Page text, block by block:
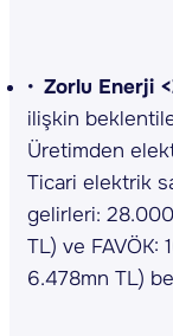
Zorlu Enerji
ilişkin
Üretimden
Ticari elektrik
gelirleri:
TL) ve FAVÖK:
6.478mn TL)